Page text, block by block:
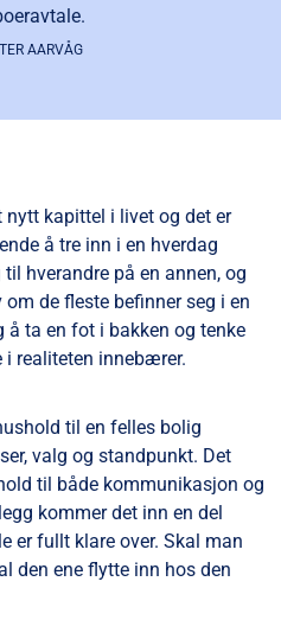
AARVÅG
nytt kapittel i livet og det er
å tre inn i en hverdag
hverandre på en annen, og
de fleste befinner seg i en
å ta en fot i bakken og tenke
realiteten innebærer.
til en felles bolig
valg og standpunkt. Det
til både kommunikasjon og
kommer det inn en del
er fullt klare over. Skal man
den ene flytte inn hos den